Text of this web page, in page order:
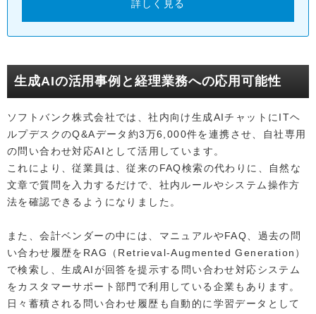
詳しく見る
生成AIの活用事例と経理業務への応用可能性
ソフトバンク株式会社では、社内向け生成AIチャットにITヘ
ルプデスクのQ&Aデータ約3万6,000件を連携させ、自社専用
の問い合わせ対応AIとして活用しています。
これにより、従業員は、従来のFAQ検索の代わりに、自然な
文章で質問を入力するだけで、社内ルールやシステム操作方
法を確認できるようになりました。
また、会計ベンダーの中には、マニュアルやFAQ、過去の問
い合わせ履歴をRAG（Retrieval-Augmented Generation）
で検索し、生成AIが回答を提示する問い合わせ対応システム
をカスタマーサポート部門で利用している企業もあります。
日々蓄積される問い合わせ履歴も自動的に学習データとして